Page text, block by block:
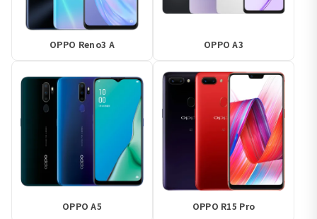
OPPO Reno3 A OPPO A3
OPPO A5 OPPO R15 Pro